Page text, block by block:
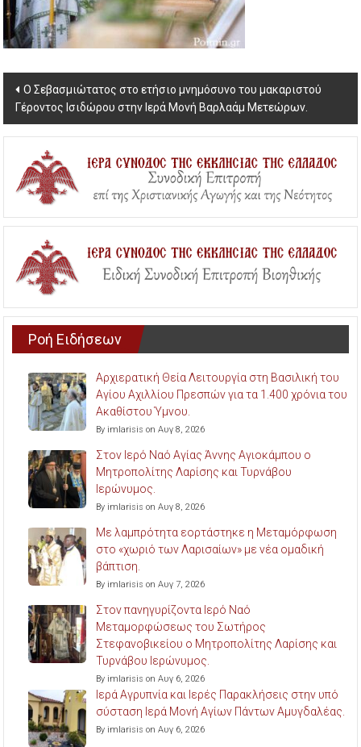
Post
navigation
Ο Σεβασμιώτατος στο ετήσιο μνημόσυνο του μακαριστού
Γέροντος Ισιδώρου στην Ιερά Μονή Βαρλαάμ Μετεώρων.
Ροή Ειδήσεων
Αρχιερατική Θεία Λειτουργία στη Βασιλική του
Αγίου Αχιλλίου Πρεσπών για τα 1.400 χρόνια του
Ακαθίστου Ύμνου.
By imlarisis on Αυγ 8, 2026
Στον Ιερό Ναό Αγίας Άννης Αγιοκάμπου ο
Μητροπολίτης Λαρίσης και Τυρνάβου
Ιερώνυμος.
By imlarisis on Αυγ 8, 2026
Με λαμπρότητα εορτάστηκε η Μεταμόρφωση
στο «χωριό των Λαρισαίων» με νέα ομαδική
βάπτιση.
By imlarisis on Αυγ 7, 2026
Στον πανηγυρίζοντα Ιερό Ναό
Μεταμορφώσεως του Σωτήρος
Στεφανοβικείου ο Μητροπολίτης Λαρίσης και
Τυρνάβου Ιερώνυμος.
By imlarisis on Αυγ 6, 2026
Ιερά Αγρυπνία και Ιερές Παρακλήσεις στην υπό
σύσταση Ιερά Μονή Αγίων Πάντων Αμυγδαλέας.
By imlarisis on Αυγ 6, 2026